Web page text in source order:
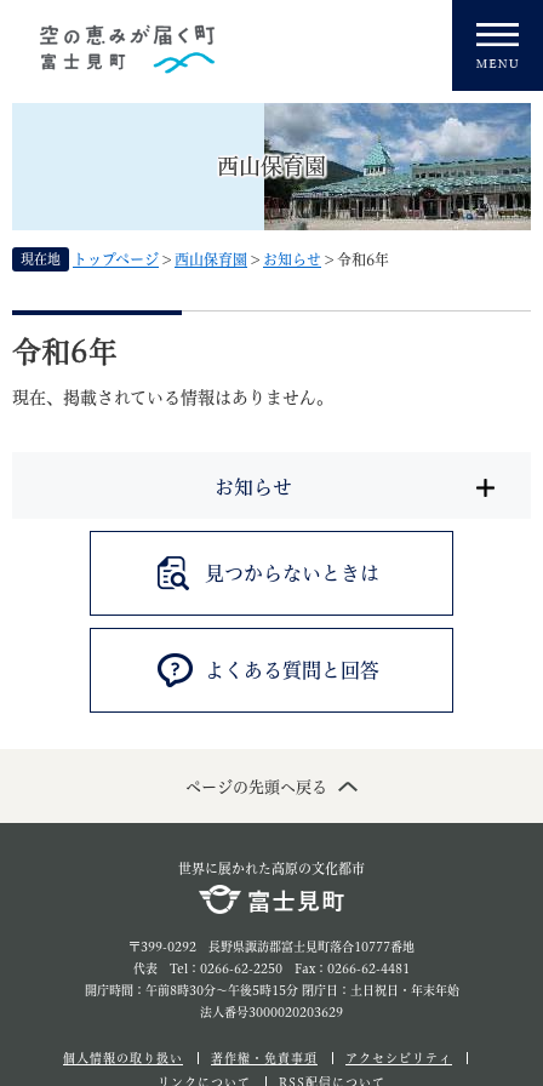
西山保育園
現在地 トップページ > 西山保育園 > お知らせ > 令和6年
本
文
令和6年
現在、掲載されている情報はありません。
お知らせ
見つからないときは
よくある質問と回答
ページの先頭へ戻る
世界に展かれた高原の文化都市
〒399-0292 長野県諏訪郡富士見町落合10777番地
代表 Tel：0266-62-2250 Fax：0266-62-4481
開庁時間：午前8時30分～午後5時15分 閉庁日：土日祝日・年末年始
法人番号3000020203629
個人情報の取り扱い 著作権・免責事項
アクセシビリティ
リンクについて
RSS配信について